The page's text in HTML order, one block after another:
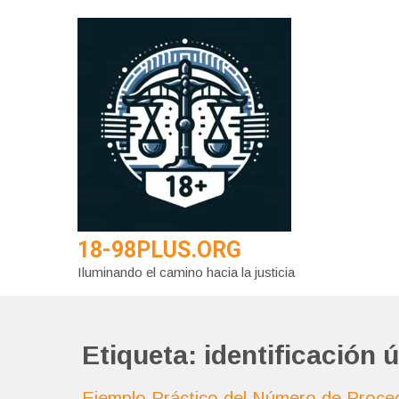
18-98PLUS.ORG
Iluminando el camino hacia la justicia
Etiqueta: identificación